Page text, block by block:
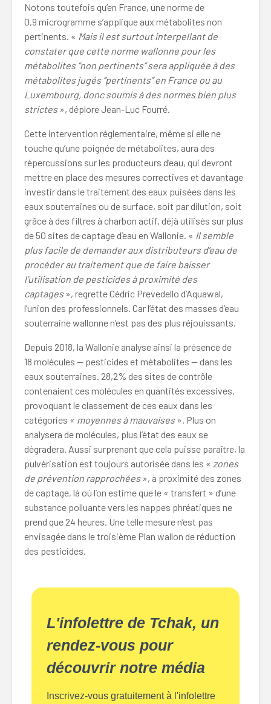
Notons toutefois qu’en France, une norme de
0,9 microgramme s’applique aux métabolites non
pertinents. « Mais il est surtout interpellant de
constater que cette norme wallonne pour les
métabolites “non pertinents” sera appliquée à des
métabolites jugés “pertinents” en France ou au
Luxembourg, donc soumis à des normes bien plus
strictes », déplore Jean-Luc Fourré.
Cette intervention réglementaire, même si elle ne
touche qu’une poignée de métabolites, aura des
répercussions sur les producteurs d’eau, qui devront
mettre en place des mesures correctives et davantage
investir dans le traitement des eaux puisées dans les
eaux souterraines ou de surface, soit par dilution, soit
grâce à des filtres à charbon actif, déjà utilisés sur plus
de 50 sites de captage d’eau en Wallonie. « Il semble
plus facile de demander aux distributeurs d’eau de
procéder au traitement que de faire baisser
l’utilisation de pesticides à proximité des
captages», regrette Cédric Prevedello d’Aquawal,
l’union des professionnels. Car l’état des masses d’eau
souterraine wallonne n’est pas des plus réjouissants.
Depuis 2018, la Wallonie analyse ainsi la présence de
18 molécules — pesticides et métabolites — dans les
eaux souterraines. 28,2% des sites de contrôle
contenaient ces molécules en quantités excessives,
provoquant le classement de ces eaux dans les
catégories « moyennes à mauvaises». Plus on
analysera de molécules, plus l’état des eaux se
dégradera. Aussi surprenant que cela puisse paraître, la
pulvérisation est toujours autorisée dans les « zones
de prévention rapprochées », à proximité des zones
de captage, là où l’on estime que le « transfert » d’une
substance polluante vers les nappes phréatiques ne
prend que 24 heures. Une telle mesure n’est pas
envisagée dans le troisième Plan wallon de réduction
des pesticides.
L'infolettre de Tchak, un
rendez-vous pour
découvrir notre média
Inscrivez-vous gratuitement à l'infolettre